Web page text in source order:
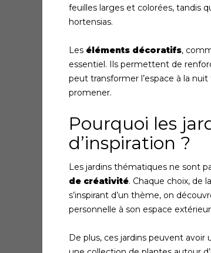
feuilles larges et colorées, tandis
hortensias.
Les éléments décoratifs,
essentiel. Ils permettent de
peut transformer l’espace à la
promener.
Pourquoi les
d’inspiration ?
Les jardins thématiques ne sont
de créativité. Chaque choix, de
s’inspirant d’un thème, on
personnelle à son espace
De plus, ces jardins peuvent